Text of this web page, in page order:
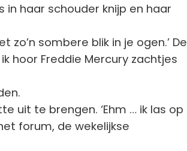
in haar schouder knijp en haar
zo’n sombere blik in je ogen.’ De
hoor Freddie Mercury zachtjes
uit te brengen. ‘Ehm … ik las op
forum, de wekelijkse